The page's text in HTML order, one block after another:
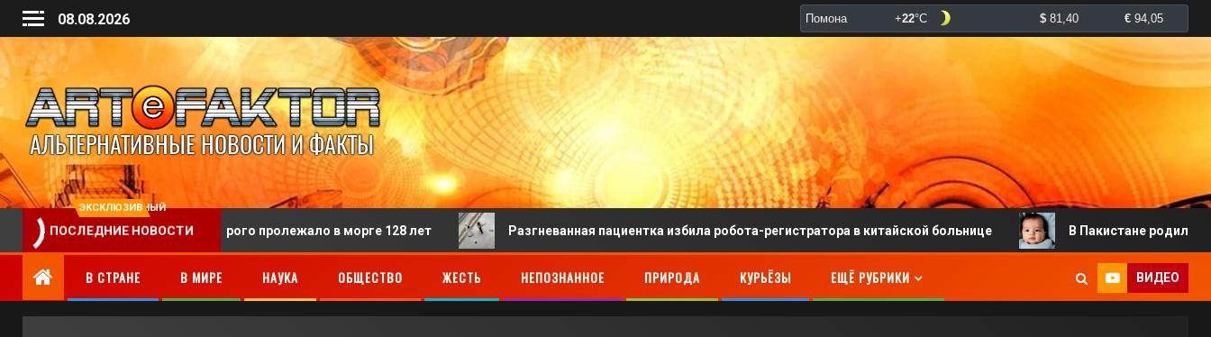
08.08.2026
ЭКСКЛЮЗИВНЫЙ
ПОСЛЕДНИЕ НОВОСТИ
человека, тело которого пролежало в морге 128 лет Разгневанная пациентка избила робота-регистратора в китайской больнице В Пакистане родился
В СТРАНЕ В МИРЕ НАУКА ОБЩЕСТВО ЖЕСТЬ НЕПОЗНАННОЕ ПРИРОДА КУРЬЁЗЫ ЕЩЁ РУБРИКИ ВИДЕО